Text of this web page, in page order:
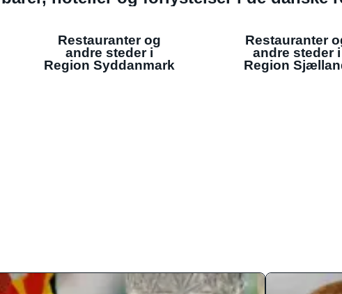
Restauranter og
andre steder i
Region Syddanmark
Restauranter
andre steder i
Region